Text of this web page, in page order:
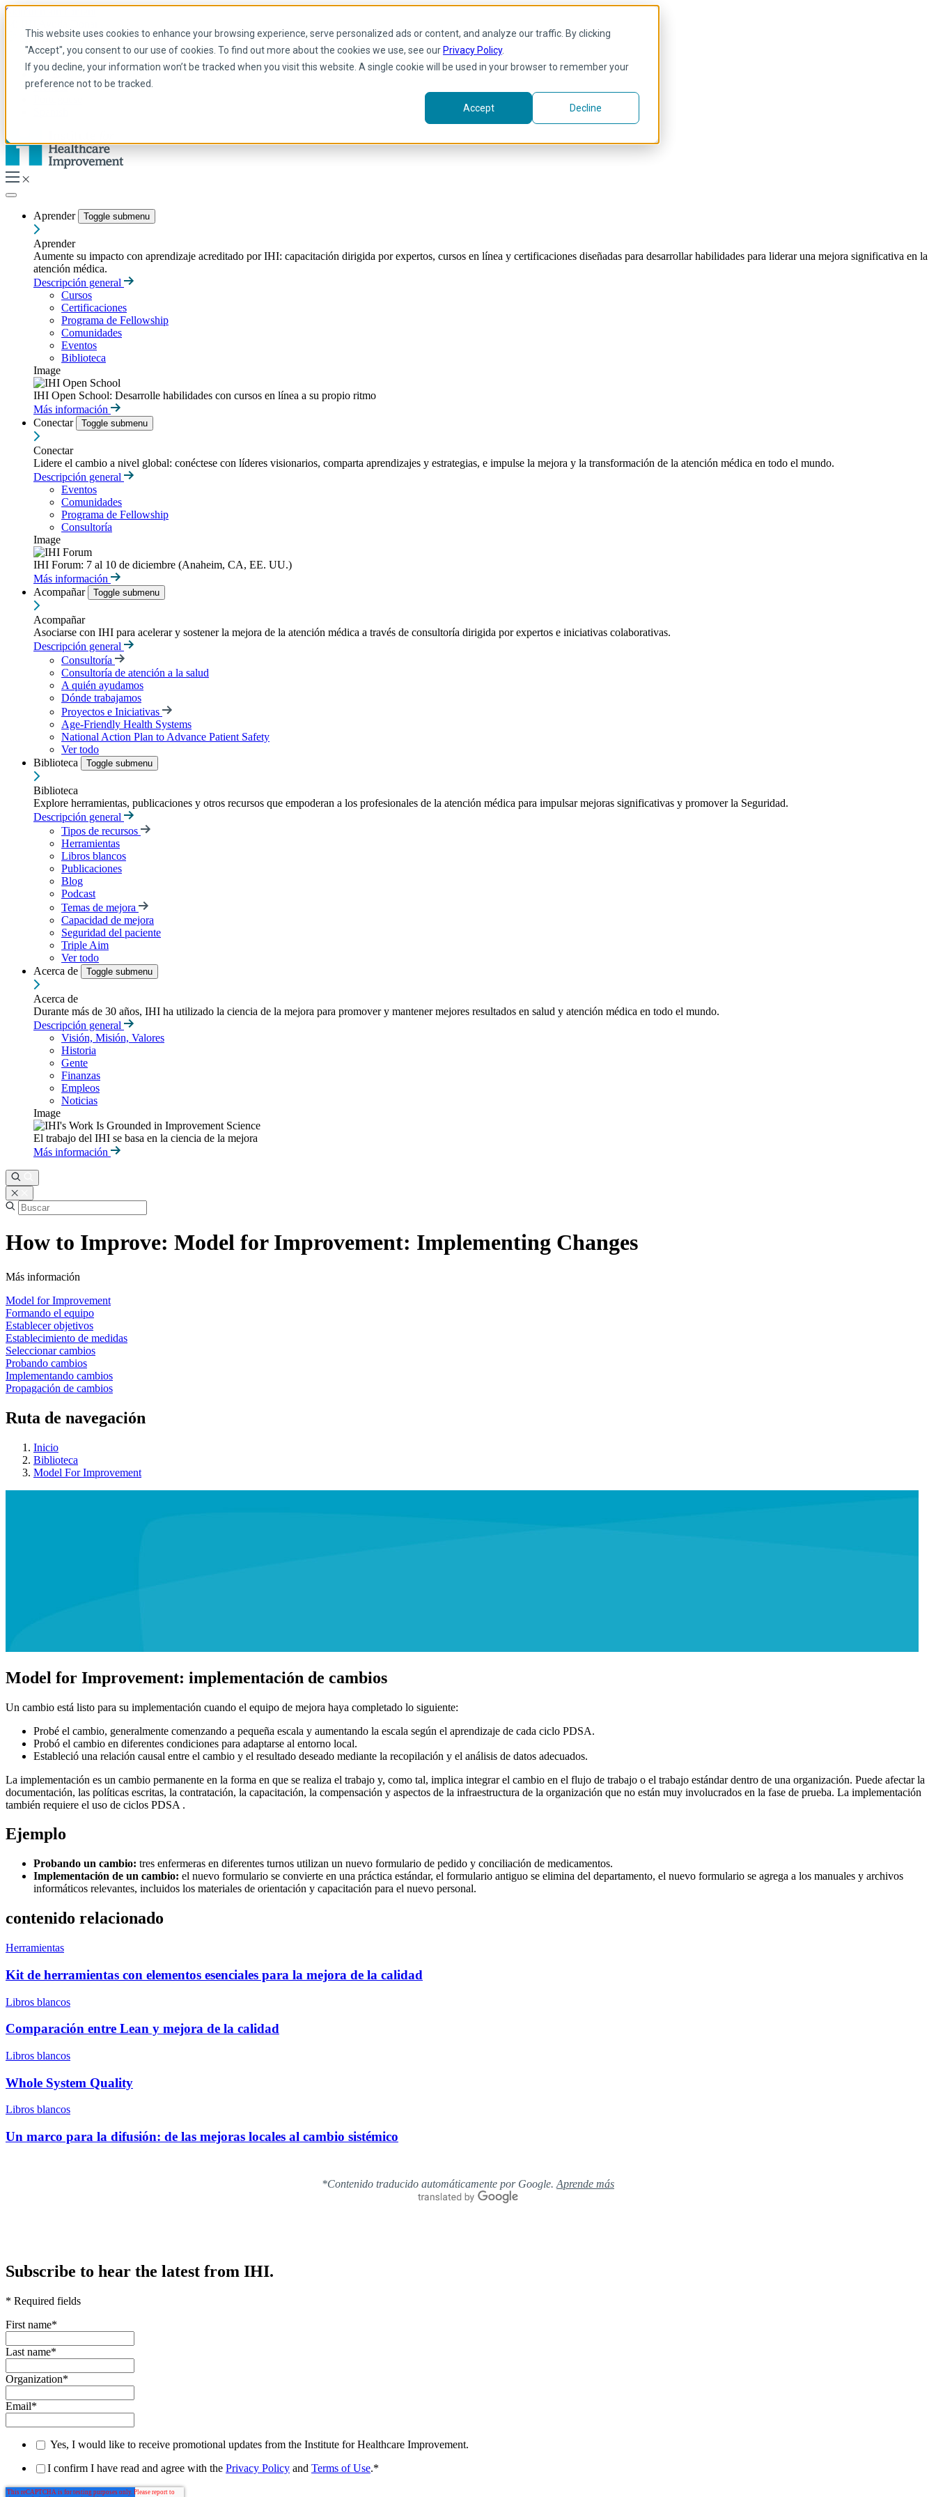
This website uses cookies to enhance your browsing experience, serve personalized ads or content, and analyze our traffic. By clicking
"Accept", you consent to our use of cookies. To find out more about the cookies we use, see our Privacy Policy.
If you decline, your information won’t be tracked when you visit this website. A single cookie will be used in your browser to remember your
preference not to be tracked.
Accept Decline
Skip to main content
Spanish
Arabic
Inglés
Francés
Aprender Toggle submenu
Aprender
Aumente su impacto con aprendizaje acreditado por IHI: capacitación dirigida por expertos, cursos en línea y certificaciones diseñadas para desarrollar habilidades para liderar una mejora significativa en la
atención médica.
Descripción general
Cursos
Certificaciones
Programa de Fellowship
Comunidades
Eventos
Biblioteca
Image
IHI Open School: Desarrolle habilidades con cursos en línea a su propio ritmo
Más información
Conectar
Toggle submenu
Conectar
Lidere el cambio a nivel global: conéctese con líderes visionarios, comparta aprendizajes y estrategias, e impulse la mejora y la transformación de la atención médica en todo el mundo.
Descripción general
Eventos
Comunidades
Programa de Fellowship
Consultoría
Image
IHI Forum: 7 al 10 de diciembre (Anaheim, CA, EE. UU.)
Más información
Acompañar
Toggle submenu
Acompañar
Asociarse con IHI para acelerar y sostener la mejora de la atención médica a través de consultoría dirigida por expertos e iniciativas colaborativas.
Descripción general
Consultoría
Consultoría de atención a la salud
A quién ayudamos
Dónde trabajamos
Proyectos e Iniciativas
Age-Friendly Health Systems
National Action Plan to Advance Patient Safety
Ver todo
Biblioteca
Toggle submenu
Biblioteca
Explore herramientas, publicaciones y otros recursos que empoderan a los profesionales de la atención médica para impulsar mejoras significativas y promover la Seguridad.
Descripción general
Tipos de recursos
Herramientas
Libros blancos
Publicaciones
Blog
Podcast
Temas de mejora
Capacidad de mejora
Seguridad del paciente
Triple Aim
Ver todo
Acerca de
Toggle submenu
Acerca de
Durante más de 30 años, IHI ha utilizado la ciencia de la mejora para promover y mantener mejores resultados en salud y atención médica en todo el mundo.
Descripción general
Visión, Misión, Valores
Historia
Gente
Finanzas
Empleos
Noticias
Image
El trabajo del IHI se basa en la ciencia de la mejora
Más información
How to Improve: Model for Improvement: Implementing Changes
Más información
Model for Improvement
Formando el equipo
Establecer objetivos
Establecimiento de medidas
Seleccionar cambios
Probando cambios
Implementando cambios
Propagación de cambios
Ruta de navegación
Inicio
Biblioteca
Model For Improvement
Model for Improvement: implementación de cambios
Un cambio está listo para su implementación cuando el equipo de mejora haya completado lo siguiente:
Probé el cambio, generalmente comenzando a pequeña escala y aumentando la escala según el aprendizaje de cada ciclo PDSA.
Probó el cambio en diferentes condiciones para adaptarse al entorno local.
Estableció una relación causal entre el cambio y el resultado deseado mediante la recopilación y el análisis de datos adecuados.
La implementación es un cambio permanente en la forma en que se realiza el trabajo y, como tal, implica integrar el cambio en el flujo de trabajo o el trabajo estándar dentro de una organización. Puede afectar la
documentación, las políticas escritas, la contratación, la capacitación, la compensación y aspectos de la infraestructura de la organización que no están muy involucrados en la fase de prueba. La implementación
también requiere el uso de ciclos PDSA .
Ejemplo
Probando un cambio: tres enfermeras en diferentes turnos utilizan un nuevo formulario de pedido y conciliación de medicamentos.
Implementación de un cambio: el nuevo formulario se convierte en una práctica estándar, el formulario antiguo se elimina del departamento, el nuevo formulario se agrega a los manuales y archivos
informáticos relevantes, incluidos los materiales de orientación y capacitación para el nuevo personal.
contenido relacionado
Herramientas
Kit de herramientas con elementos esenciales para la mejora de la calidad
Libros blancos
Comparación entre Lean y mejora de la calidad
Libros blancos
Whole System Quality
Libros blancos
Un marco para la difusión: de las mejoras locales al cambio sistémico
*Contenido traducido automáticamente por Google. Aprende más
Subscribe to hear the latest from IHI.
* Required fields
First name*
Last name*
Organization*
Email*
Yes, I would like to receive promotional updates from the Institute for Healthcare Improvement.
I confirm I have read and agree with the Privacy Policy and Terms of Use.*